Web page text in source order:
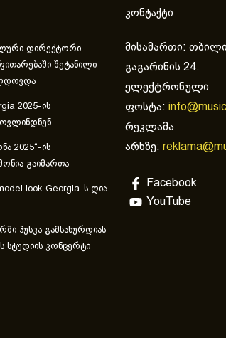
დირექტორი
შეტანილი
2025-ის
2025“-ის
გაიმართა
look Georgia-ს ღია
პუსკა გამსახურდიას
სტუდიის კონცერტი
კონტაქტი
მისამართი:
გაგარინის 24.
ელექტრონული
ფოსტა:
რეკლამა
არხზე:
Facebook
YouTube